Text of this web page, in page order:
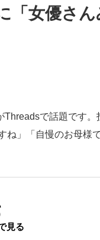
ト
女優さん
Threadsで話題です
ね」「自慢のお母様
見る